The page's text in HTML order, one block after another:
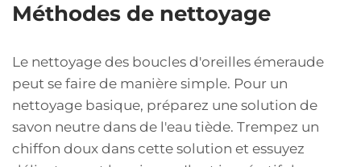
Méthodes de nettoyage
Le nettoyage des boucles d'oreilles émeraude
peut se faire de manière simple. Pour un
nettoyage basique, préparez une solution de
savon neutre dans de l'eau tiède. Trempez un
chiffon doux dans cette solution et essuyez